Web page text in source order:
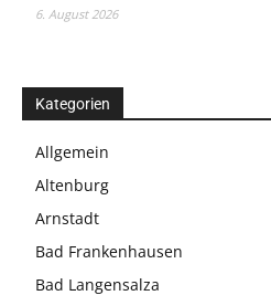
6. August 2026
Kategorien
Allgemein
Altenburg
Arnstadt
Bad Frankenhausen
Bad Langensalza